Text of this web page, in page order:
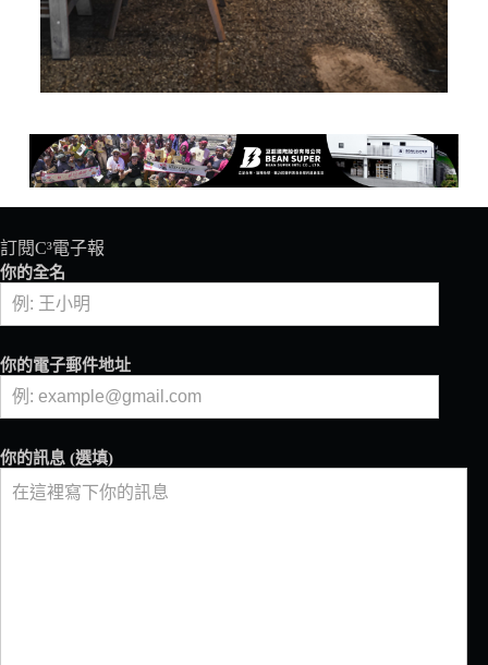
訂閱C³電子報
你的全名
你的電子郵件地址
你的訊息 (選填)